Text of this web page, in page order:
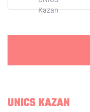
UNICS KAZAN